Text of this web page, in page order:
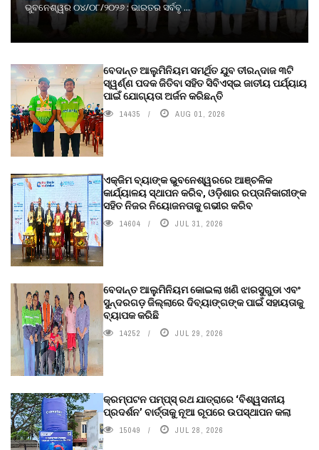
ଭୁବନେଶ୍ୱର ୦୪/୦୮/୨୦୨୬ : ଭାରତର ସର୍ବବୃ ...
ବେଦାନ୍ତ ଆଲୁମିନିୟମ ସମର୍ଥିତ ଯୁବ ତୀରନ୍ଦାଜ ୩ଟି
ସ୍ୱର୍ଣ୍ଣ ପଦକ ଜିତିବା ସହିତ ସିବିଏସ୍ଇ ଜାତୀୟ ପର୍ଯ୍ୟାୟ
ପାଇଁ ଯୋଗ୍ୟତା ଅର୍ଜନ କରିଛନ୍ତି
14435 AUG 01, 2026
ଏକ୍ଜିମ ବ୍ୟାଙ୍କ ଭୁବନେଶ୍ୱରରେ ଆଞ୍ଚଳିକ
କାର୍ଯ୍ୟାଳୟ ସ୍ଥାପନ କରିବ, ଓଡ଼ିଶାର ରପ୍ତାନିକାରୀଙ୍କ
ସହିତ ନିଜର ନିୟୋଜନତାକୁ ଗଭୀର କରିବ
14604 JUL 31, 2026
ବେଦାନ୍ତ ଆଲୁମିନିୟମ କୋଇଲା ଖଣି ଝାରସୁଗୁଡା ଏବଂ
ସୁନ୍ଦରଗଡ଼ ଜିଲ୍ଲାରେ ଦିବ୍ୟାଙ୍ଗଙ୍କ ପାଇଁ ସହାୟତାକୁ
ବ୍ୟାପକ କରିଛି
14252 JUL 29, 2026
କ୍ରମ୍ପଟନ ପମ୍ପ୍‌ସ୍‌ ରଥ ଯାତ୍ରାରେ ‘ବିଶ୍ୱସନୀୟ
ପ୍ରଦର୍ଶନ’ ବାର୍ତ୍ତାକୁ ନୂଆ ରୂପରେ ଉପସ୍ଥାପନ କଲା
15049 JUL 28, 2026